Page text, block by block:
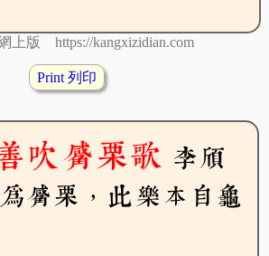
上版 https://kangxizidian.com
Print 列印
吹觱栗歌 李頎
觱栗，此樂本自龜